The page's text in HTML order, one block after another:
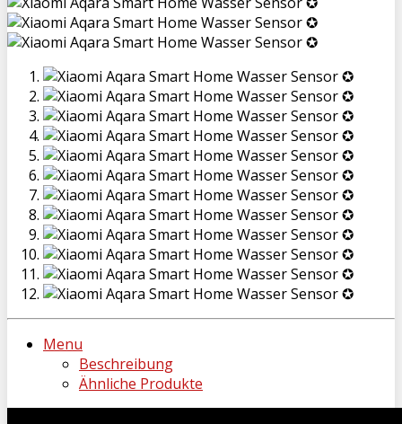
Menu
Beschreibung
Ähnliche Produkte